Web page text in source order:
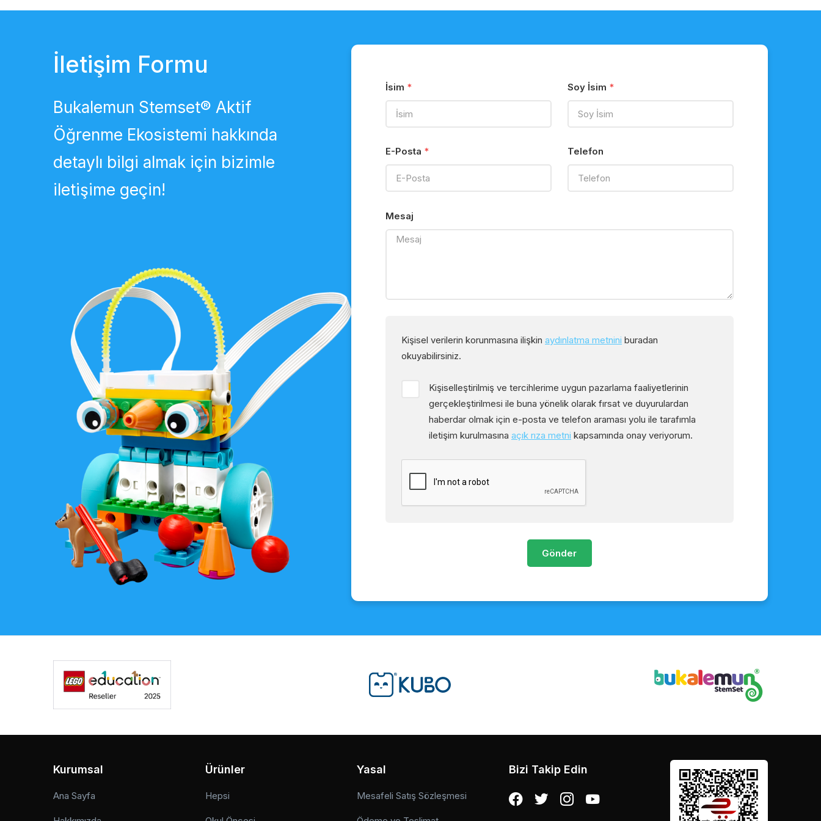
İletişim Formu
Bukalemun Stemset® Aktif
Öğrenme Ekosistemi hakkında
detaylı bilgi almak için bizimle
iletişime geçin!
İsim Soy İsim
E-Posta Telefon
Mesaj
Kişisel verilerin korunmasına ilişkin aydınlatma metnini buradan
okuyabilirsiniz.
Kişiselleştirilmiş ve tercihlerime uygun pazarlama faaliyetlerinin
gerçekleştirilmesi ile buna yönelik olarak fırsat ve duyurulardan
haberdar olmak için e-posta ve telefon araması yolu ile tarafımla
iletişim kurulmasına açık rıza metni kapsamında onay veriyorum.
Gönder
Kurumsal
Ana Sayfa
Ürünler
Hepsi
Yasal
Mesafeli Satış Sözleşmesi
Bizi Takip Edin